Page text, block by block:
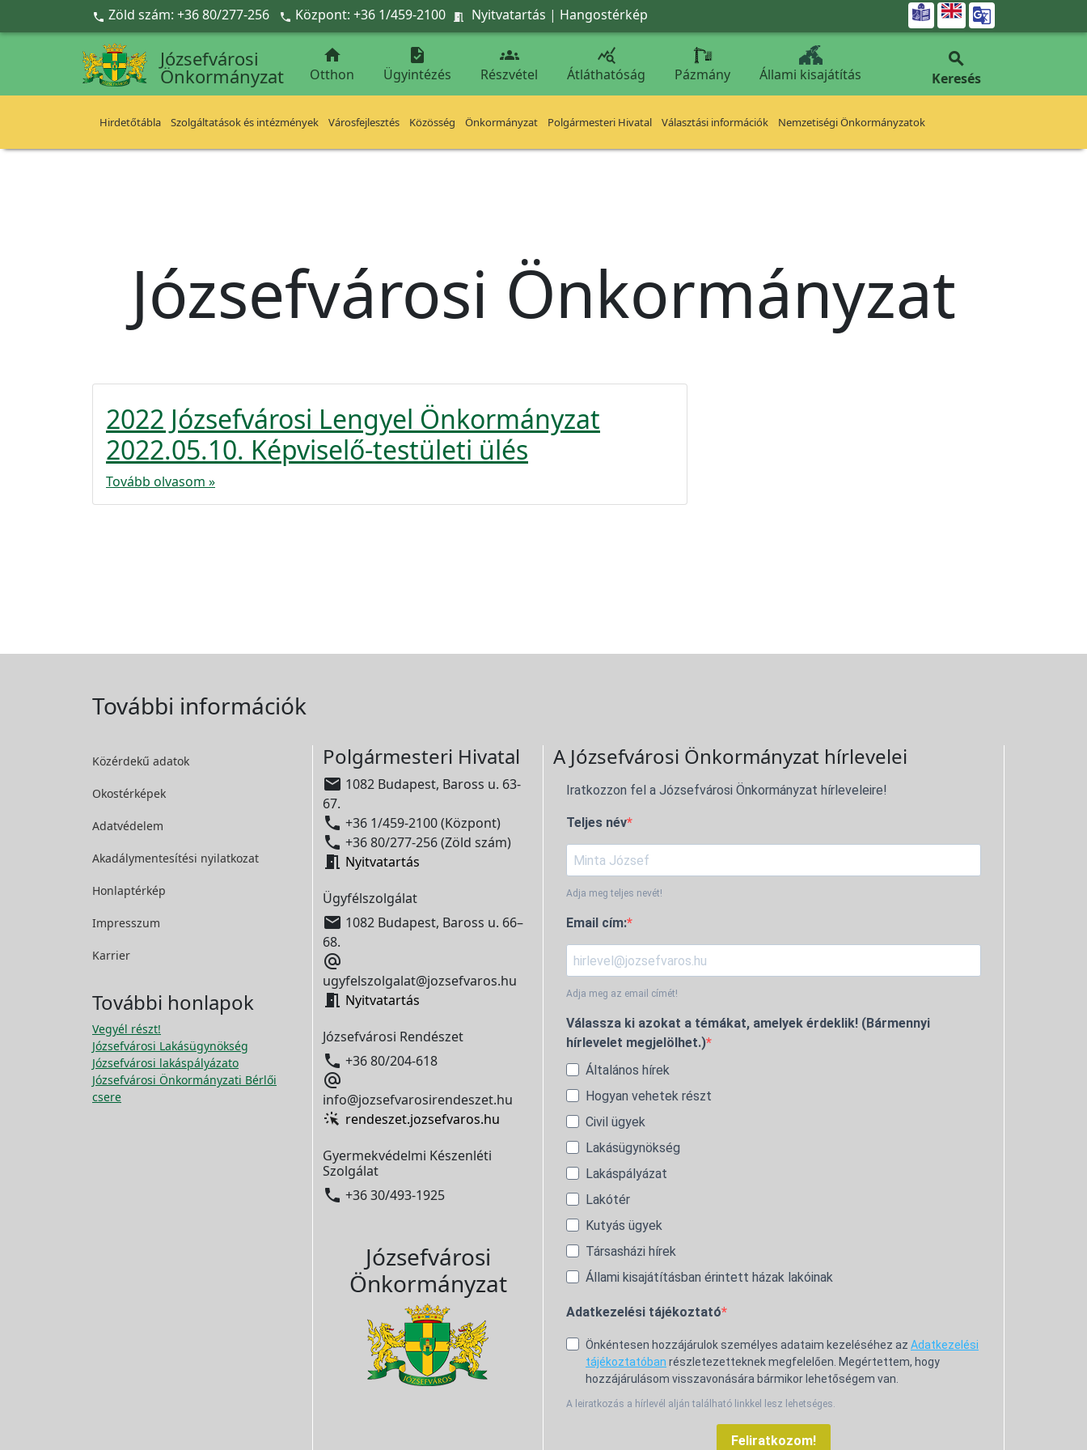
Ugrás a fő tartalomra
 Zöld szám: +36 80/277-256  Központ: +36 1/459-2100  Nyitvatartás | Hangostérkép 
Józsefvárosi
Önkormányzat

Otthon

Ügyintézés

Részvétel

Átláthatóság Pázmány Állami kisajátítás

Keresés
Hirdetőtábla Szolgáltatások és intézmények Városfejlesztés Közösség Önkormányzat Polgármesteri Hivatal Választási információk Nemzetiségi Önkormányzatok
Józsefvárosi Önkormányzat
2022 Józsefvárosi Lengyel Önkormányzat
2022.05.10. Képviselő-testületi ülés
Tovább olvasom »
További információk
Közérdekű adatok
Okostérképek
Adatvédelem
Akadálymentesítési nyilatkozat
Honlaptérkép
Impresszum
Karrier
További honlapok
Vegyél részt!
Józsefvárosi Lakásügynökség
Józsefvárosi lakáspályázato
Józsefvárosi Önkormányzati Bérlői
csere
Polgármesteri Hivatal
 1082 Budapest, Baross u. 63-
67.
 +36 1/459-2100 (Központ)
 +36 80/277-256 (Zöld szám)
 Nyitvatartás
Ügyfélszolgálat
 1082 Budapest, Baross u. 66–
68.

ugyfelszolgalat@jozsefvaros.hu
 Nyitvatartás
Józsefvárosi Rendészet
 +36 80/204-618

info@jozsefvarosirendeszet.hu
rendeszet.jozsefvaros.hu
Gyermekvédelmi Készenléti
Szolgálat
 +36 30/493-1925
Józsefvárosi
Önkormányzat
A Józsefvárosi Önkormányzat hírlevelei
Iratkozzon fel a Józsefvárosi Önkormányzat hírleveleire!
Teljes név
Adja meg teljes nevét!
Email cím:
Adja meg az email címét!
Válassza ki azokat a témákat, amelyek érdeklik! (Bármennyi
hírlevelet megjelölhet.)
Általános hírek
Hogyan vehetek részt
Civil ügyek
Lakásügynökség
Lakáspályázat
Lakótér
Kutyás ügyek
Társasházi hírek
Állami kisajátításban érintett házak lakóinak
Adatkezelési tájékoztató
Önkéntesen hozzájárulok személyes adataim kezeléséhez az Adatkezelési
tájékoztatóban részletezetteknek megfelelően. Megértettem, hogy
hozzájárulásom visszavonására bármikor lehetőségem van.
A leiratkozás a hírlevél alján található linkkel lesz lehetséges.
Feliratkozom!